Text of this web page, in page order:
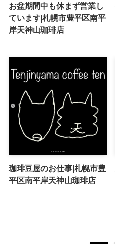
お盆期間中も休まず営業し
ています|札幌市豊平区南平
岸天神山珈琲店
珈琲豆屋のお仕事|札幌市豊
平区南平岸天神山珈琲店